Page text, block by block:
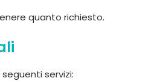
quanto richiesto.
servizi: